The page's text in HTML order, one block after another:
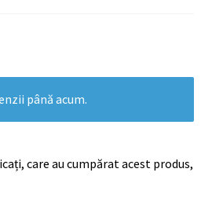
până acum.
care au cumpărat acest produs,